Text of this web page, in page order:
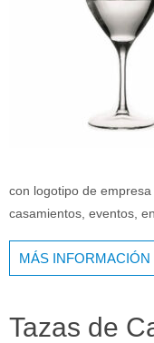
con logotipo de
casamientos, eventos,
MÁS INFORMACIÓN
Tazas de